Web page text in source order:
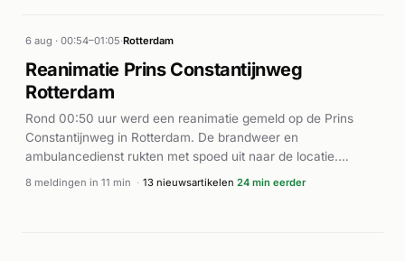
6 aug · 00:54–01:05·Rotterdam
Reanimatie Prins Constantijnweg
Rotterdam
Rond 00:50 uur werd een reanimatie gemeld op de Prins
Constantijnweg in Rotterdam. De brandweer en
ambulancedienst rukten met spoed uit naar de locatie.
Volgens AD.nl en Alarmeringen werd een traumahelikopter
8 meldingen in 11 min · 13 nieuwsartikelen 24 min eerder